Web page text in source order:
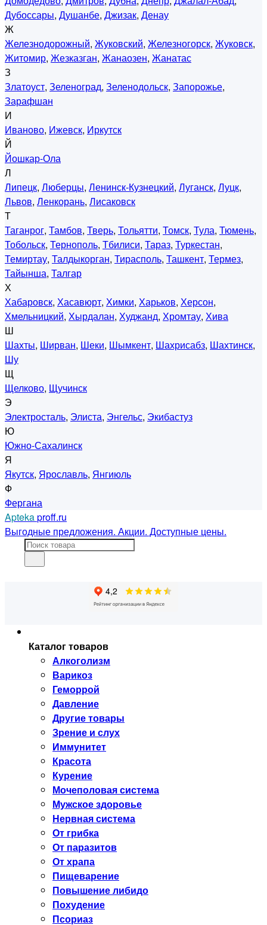
Дубоссары, Душанбе, Джизак, Денау
Ж
Железнодорожный, Жуковский, Железногорск, Жуковск,
Житомир, Жезказган, Жанаозен, Жанатас
З
Златоуст, Зеленоград, Зеленодольск, Запорожье,
Зарафшан
И
Иваново, Ижевск, Иркутск
Й
Йошкар-Ола
Л
Липецк, Люберцы, Ленинск-Кузнецкий, Луганск, Луцк,
Львов, Ленкорань, Лисаковск
Т
Таганрог, Тамбов, Тверь, Тольятти, Томск, Тула, Тюмень,
Тобольск, Тернополь, Тбилиси, Тараз, Туркестан,
Темиртау, Талдыкорган, Тирасполь, Ташкент, Термез,
Тайынша, Талгар
Х
Хабаровск, Хасавюрт, Химки, Харьков, Херсон,
Хмельницкий, Хырдалан, Худжанд, Хромтау, Хива
Ш
Шахты, Ширван, Шеки, Шымкент, Шахрисабз, Шахтинск,
Шу
Щ
Щелково, Щучинск
Э
Электросталь, Элиста, Энгельс, Экибастуз
Ю
Южно-Сахалинск
Я
Якутск, Ярославль, Янгиюль
Ф
Фергана
Aptekaproff.ru
Выгодные предложения. Акции. Доступные цены.
Каталог товаров
Алкоголизм
Варикоз
Геморрой
Давление
Другие товары
Зрение и слух
Иммунитет
Красота
Курение
Мочеполовая система
Мужское здоровье
Нервная система
От грибка
От паразитов
От храпа
Пищеварение
Повышение либидо
Похудение
Псориаз